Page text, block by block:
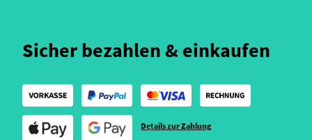
Sicher bezahlen & einkaufen
Details zur Zahlung